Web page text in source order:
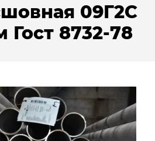
09Г2С
Гост 8732-78